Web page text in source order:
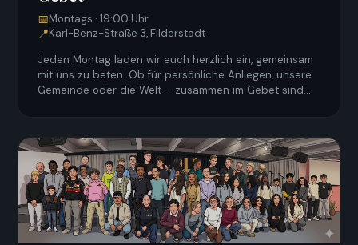
📅Montags · 19:00 Uhr
📍Karl-Benz-Straße 3, Filderstadt
Jeden Montag laden wir euch herzlich ein, gemeinsam
mit uns zu beten. Ob für persönliche Anliegen, unsere
Gemeinde oder die Welt – zusammen im Gebet sind